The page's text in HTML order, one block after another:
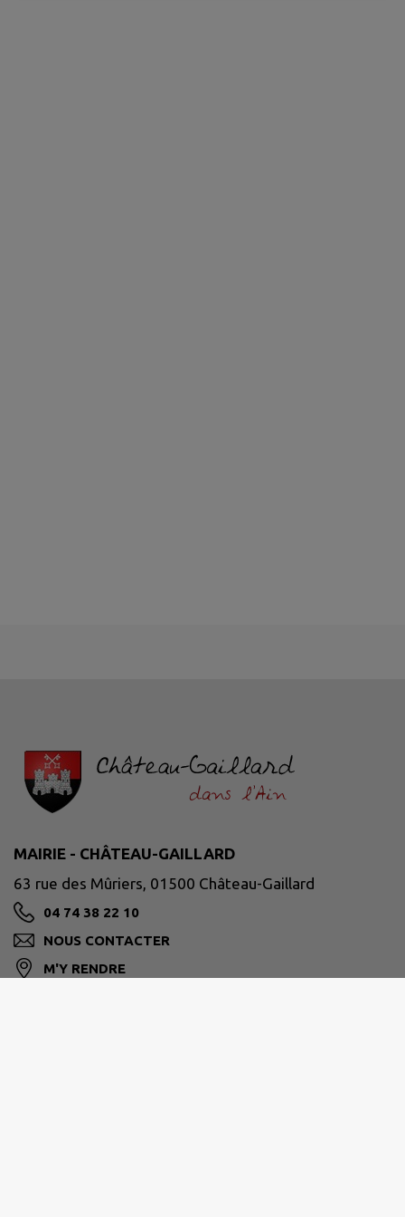
MAIRIE - CHÂTEAU-GAILLARD
63 rue des Mûriers, 01500 Château-Gaillard
04 74 38 22 10
NOUS CONTACTER
M'Y RENDRE